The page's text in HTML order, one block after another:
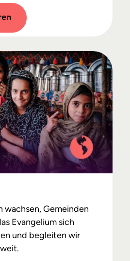
wachsen, Gemeinden
Evangelium sich
und begleiten wir